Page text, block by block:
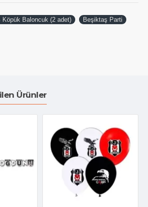
Köpük Baloncuk (2 adet) Beşiktaş Parti
Ürünler